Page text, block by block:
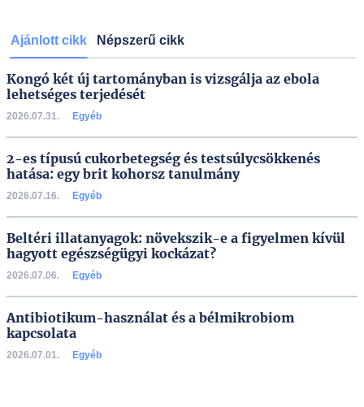
Ajánlott cikk Népszerű cikk
Kongó két új tartományban is vizsgálja az ebola
lehetséges terjedését
2026.07.31. Egyéb
2-es típusú cukorbetegség és testsúlycsökkenés
hatása: egy brit kohorsz tanulmány
2026.07.16. Egyéb
Beltéri illatanyagok: növekszik-e a figyelmen kívül
hagyott egészségügyi kockázat?
2026.07.06. Egyéb
Antibiotikum-használat és a bélmikrobiom
kapcsolata
2026.07.01. Egyéb